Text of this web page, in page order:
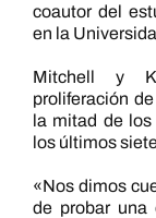
coautor del
en la
Mitchell y
proliferación
la mitad de
los últimos
«Nos dimos
de probar una